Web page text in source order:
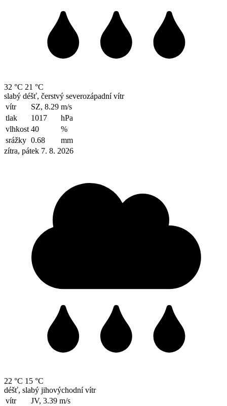
32 °C 21 °C
slabý déšť, čerstvý severozápadní vítr
vítr
SZ, 8.29 m/s
tlak
1017
hPa
vlhkost 40
%
srážky 0.68
mm
zítra, pátek 7. 8. 2026
22 °C 15 °C
déšť, slabý jihovýchodní vítr
vítr
JV, 3.39 m/s